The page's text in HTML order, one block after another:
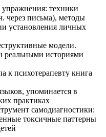
техники
через письма), методы
установления личных
модели.
историями
к психотерапевту книга
упоминается в
практиках
самодиагностики:
токсичные паттерны